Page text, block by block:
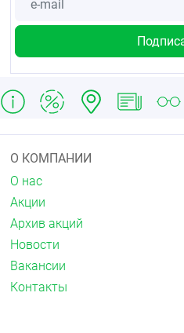
О КОМПАНИИ
О нас
Акции
Архив акций
Новости
Вакансии
Контакты